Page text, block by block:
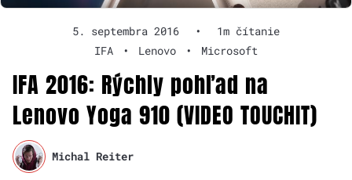
5. septembra 2016 •
1m čítanie
IFA
• Lenovo • Microsoft
IFA 2016: Rýchly pohľad na
Lenovo Yoga 910 (VIDEO TOUCHIT)
Michal Reiter